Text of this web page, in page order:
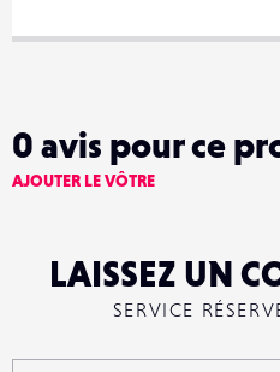
0 avis pour ce
AJOUTER LE VÔTRE
LAISSEZ UN
SERVICE